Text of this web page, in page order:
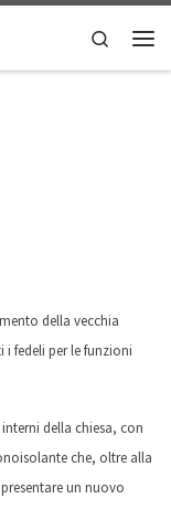
Search
della vecchia
fedeli per le funzioni
della chiesa, con
che, oltre alla
un nuovo